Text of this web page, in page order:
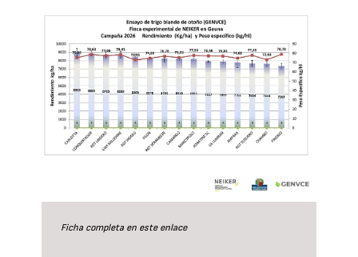
Ficha completa en este enlace